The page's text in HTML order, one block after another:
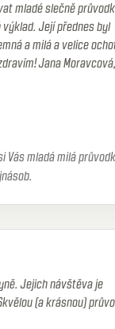
mladé slečně
Její přednes byl
a milá a velice
Jana
Vás mladá milá
potěší dvojnásob.
Jejich návštěva je
(a krásnou)